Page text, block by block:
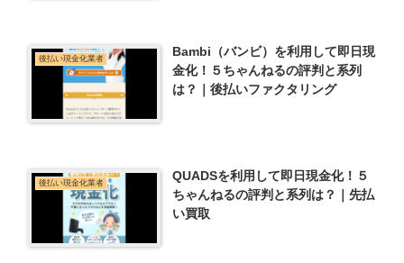
後払い現金化業者
Bambi（バンビ）を利用して即日現
金化！５ちゃんねるの評判と系列
は？｜後払いファクタリング
後払い現金化業者
QUADSを利用して即日現金化！５
ちゃんねるの評判と系列は？｜先払
い買取